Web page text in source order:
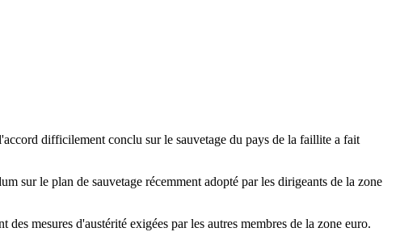
difficilement conclu sur le sauvetage du pays de la faillite a fait
sur le plan de sauvetage récemment adopté par les dirigeants de la zone
mesures d'austérité exigées par les autres membres de la zone euro.